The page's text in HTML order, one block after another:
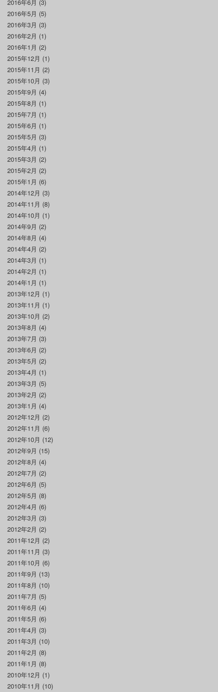
2016年6月 (3)
2016年5月 (5)
2016年3月 (3)
2016年2月 (1)
2016年1月 (2)
2015年12月 (1)
2015年11月 (2)
2015年10月 (3)
2015年9月 (4)
2015年8月 (1)
2015年7月 (1)
2015年6月 (1)
2015年5月 (3)
2015年4月 (1)
2015年3月 (2)
2015年2月 (2)
2015年1月 (6)
2014年12月 (3)
2014年11月 (8)
2014年10月 (1)
2014年9月 (2)
2014年8月 (4)
2014年4月 (2)
2014年3月 (1)
2014年2月 (1)
2014年1月 (1)
2013年12月 (1)
2013年11月 (1)
2013年10月 (2)
2013年8月 (4)
2013年7月 (3)
2013年6月 (2)
2013年5月 (2)
2013年4月 (1)
2013年3月 (5)
2013年2月 (2)
2013年1月 (4)
2012年12月 (2)
2012年11月 (6)
2012年10月 (12)
2012年9月 (15)
2012年8月 (4)
2012年7月 (2)
2012年6月 (5)
2012年5月 (8)
2012年4月 (6)
2012年3月 (3)
2012年2月 (2)
2011年12月 (2)
2011年11月 (3)
2011年10月 (6)
2011年9月 (13)
2011年8月 (10)
2011年7月 (5)
2011年6月 (4)
2011年5月 (6)
2011年4月 (3)
2011年3月 (10)
2011年2月 (8)
2011年1月 (8)
2010年12月 (1)
2010年11月 (10)